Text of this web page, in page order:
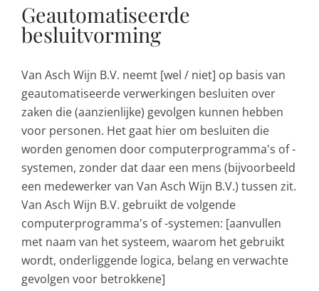
Geautomatiseerde
besluitvorming
Van Asch Wijn B.V. neemt [wel / niet] op basis van
geautomatiseerde verwerkingen besluiten over
zaken die (aanzienlijke) gevolgen kunnen hebben
voor personen. Het gaat hier om besluiten die
worden genomen door computerprogramma's of -
systemen, zonder dat daar een mens (bijvoorbeeld
een medewerker van Van Asch Wijn B.V.) tussen zit.
Van Asch Wijn B.V. gebruikt de volgende
computerprogramma's of -systemen: [aanvullen
met naam van het systeem, waarom het gebruikt
wordt, onderliggende logica, belang en verwachte
gevolgen voor betrokkene]